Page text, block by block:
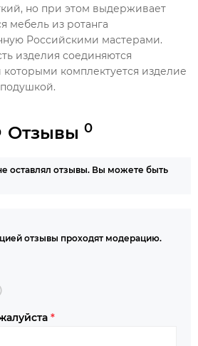
но при этом выдерживает
мебель из ротанга
Российскими мастерами.
изделия соединяются
комплектуется изделие
Отзывы0
оставлял отзывы. Вы можете быть
отзывы проходят модерацию.
*